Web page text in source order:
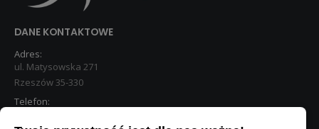
DANE KONTAKTOWE
Adres:
ul. Matysowska 271
Rzeszów 35-330
Telefon: